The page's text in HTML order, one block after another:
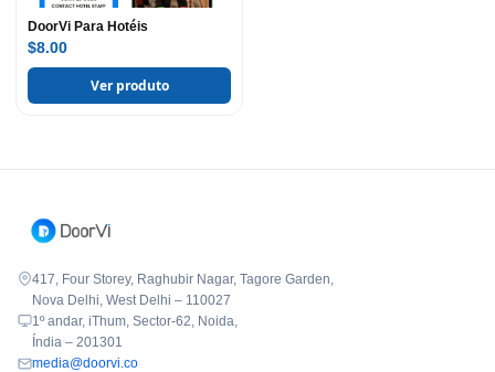
DoorVi Para Hotéis
$8.00
Ver produto
417, Four Storey, Raghubir Nagar, Tagore Garden,
Nova Delhi, West Delhi – 110027
1º andar, iThum, Sector-62, Noida,
Índia – 201301
media@doorvi.co